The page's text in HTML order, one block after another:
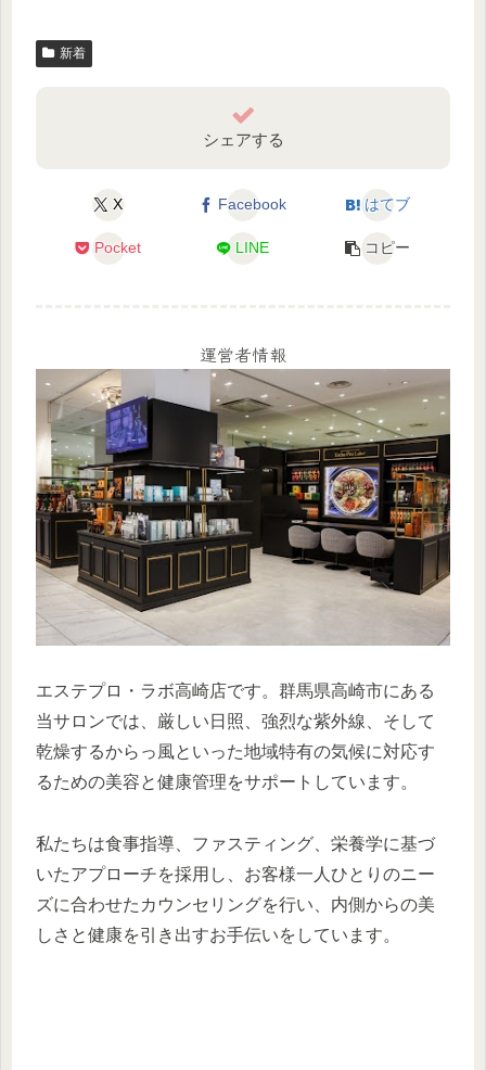
新着
シェアする
X Facebook はてブ
Pocket LINE コピー
運営者情報
エステプロ・ラボ高崎店です。群馬県高崎市にある
当サロンでは、厳しい日照、強烈な紫外線、そして
乾燥するからっ風といった地域特有の気候に対応す
るための美容と健康管理をサポートしています。
私たちは食事指導、ファスティング、栄養学に基づ
いたアプローチを採用し、お客様一人ひとりのニー
ズに合わせたカウンセリングを行い、内側からの美
しさと健康を引き出すお手伝いをしています。